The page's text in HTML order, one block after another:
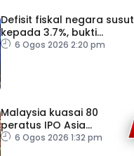
Defisit fiskal negara susut
kepada 3.7%, bukti
keyakinan pelabur masih
6 Ogos 2026 2:20 pm
Malaysia kuasai 80
peratus IPO Asia
Tenggara, kumpul AS$1.4
6 Ogos 2026 1:32 pm